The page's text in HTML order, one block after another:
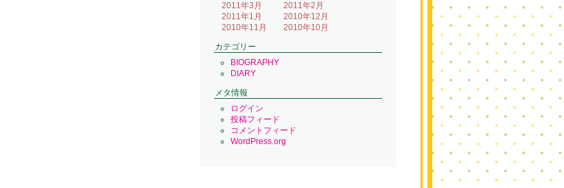
2011年3月
2011年2月
2011年1月
2010年12月
2010年11月
2010年10月
カテゴリー
BIOGRAPHY
DIARY
メタ情報
ログイン
投稿フィード
コメントフィード
WordPress.org